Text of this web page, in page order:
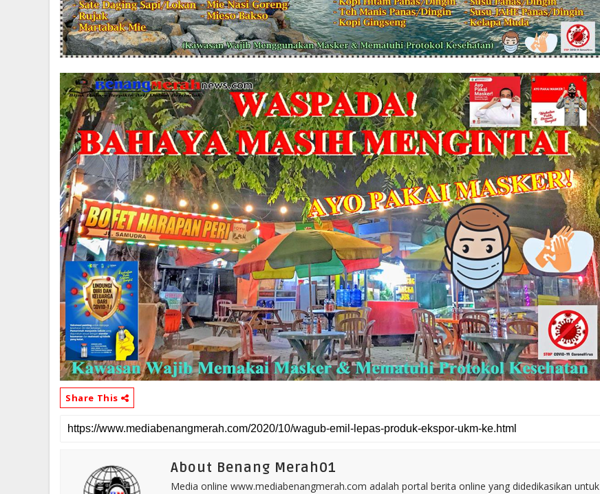
Share This
About Benang Merah01
Media online www.mediabenangmerah.com adalah portal berita online yang didedikasikan untuk